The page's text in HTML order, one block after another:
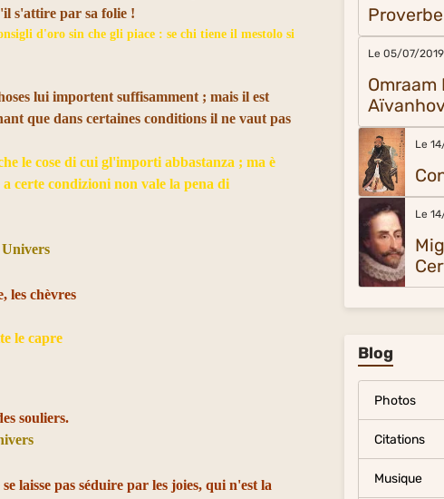
s'attire par sa folie !
d'oro sin che gli piace : se chi tiene il mestolo si
lui importent suffisamment ; mais il est
que dans certaines conditions il ne vaut pas
le cose di cui gl'importi abbastanza ; ma è
certe condizioni non vale la pena di
Univers
les chèvres
le capre
souliers.
laisse pas séduire par les joies, qui n'est la
Le 05/07/2019
Omraam
Le
Le
Blog
Photos
Citations
Musique